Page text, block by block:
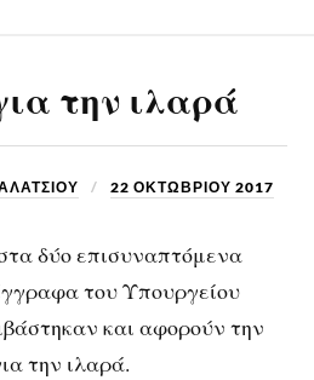
την ιλαρά
22 ΟΚΤΩΒΡΊΟΥ 2017
δύο επισυναπτόμενα
του Υπουργείου
και αφορούν την
την ιλαρά.